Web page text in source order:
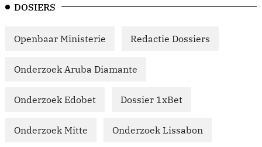
DOSIERS
Openbaar Ministerie Redactie Dossiers
Onderzoek Aruba Diamante
Onderzoek Edobet Dossier 1xBet
Onderzoek Mitte Onderzoek Lissabon